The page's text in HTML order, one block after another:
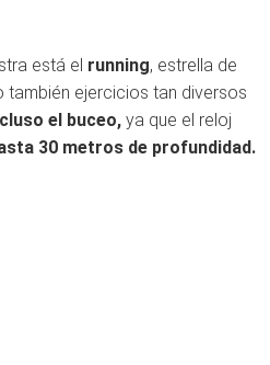
está el running, estrella de
también ejercicios tan diversos
el buceo, ya que el reloj
30 metros de profundidad.